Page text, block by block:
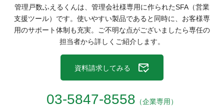
管理戸数ふえるくんは、管理会社様専用に作られたSFA（営業
支援ツール）です。 使いやすい製品であると同時に、お客様専
用のサポート体制も充実。
ご不明な点がございましたら専任の
担当者から詳しくご紹介します。
資料請求してみる
03-5847-8558 （企業専用）